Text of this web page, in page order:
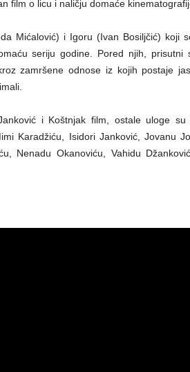
film o licu i naličju domaće
Mićalović) i Igoru (Ivan Bosiljčić) koji
seriju godine. Pored njih, prisutni
zamršene odnose iz kojih postaje
i Koštnjak film, ostale uloge su
Karadžiću, Isidori Janković, Jovanu
Nenadu Okanoviću, Vahidu